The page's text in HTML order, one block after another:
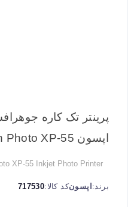
پرینتر تک کاره
اپسون Expression Photo XP-55
XP-55 Inkjet Photo Printer
برند:اپسونکد کالا:717530